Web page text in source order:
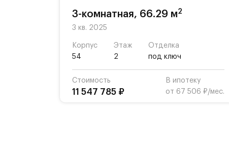
3-комнатная, 66.29 м2
3 кв. 2025
Корпус
54
Этаж
2
Отделка
под ключ
Стоимость
11 547 785 ₽
В ипотеку
от 67 506 ₽/мес.